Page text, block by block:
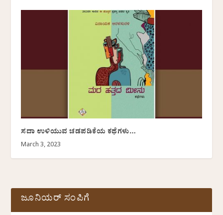
ಸದಾ ಉಳಿಯುವ ಚಡಪಡಿಕೆಯ ಕಥೆಗಳು…
March 3, 2023
ಜೂನಿಯರ್ ಸಂಪಿಗೆ